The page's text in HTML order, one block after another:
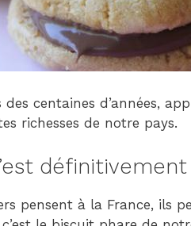
centaines d’années,
richesses de notre pays.
pensent à la France, ils